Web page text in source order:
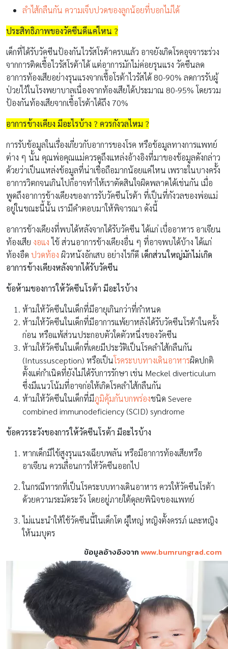
ลำไส้กลืนกัน ความเจ็บปวดของลูกน้อยที่บอกไม่ได้
ประสิทธิภาพของวัคซีนดีแค่ไหน ?
เด็กที่ได้รับวัคซีนป้องกันไวรัสโรต้าครบแล้ว อาจยังเกิดโรคอุจจาระร่วง
จากการติดเชื้อไวรัสโรต้าได้ แต่อาการมักไม่ค่อยรุนแรง วัคซีนลด
อาการท้องเสียอย่างรุนแรงจากเชื้อโรต้าไวรัสได้ 80-90% ลดการรับผู้
ป่วยไว้ในโรงพยาบาลเนื่องจากท้องเสียได้ประมาณ 80-95% โดยรวม
ป้องกันท้องเสียจากเชื้อโรต้าได้ถึง 70%
อาการข้างเคียง มีอะไรบ้าง ? ควรกังวลไหม ?
การรับข้อมูลในเรื่องเกี่ยวกับอาการของโรค หรือข้อมูลทางการแพทย์
ต่าง ๆ นั้น คุณพ่อคุณแม่ควรดูถึงแหล่งอ้างอิงที่มาของข้อมูลดังกล่าว
ด้วยว่าเป็นแหล่งข้อมูลที่น่าเชื่อถือมากน้อยแค่ไหน เพราะในบางครั้ง
อาการวิตกจนเกินไปก็อาจทำให้เราตัดสินใจผิดพลาดได้เช่นกัน เมื่อ
พูดถึงอาการข้างเคียงของการรับวัคซีนโรต้า ที่เป็นที่กังวลของพ่อแม่
อยู่ในขณะนี้นั้น เรามีคำตอบมาให้พิจารณา ดังนี้
อาการข้างเคียงที่พบได้หลังจากได้รับวัคซีน ได้แก่ เบื่ออาหาร อาเจียน
ท้องเสีย งอแงไข้ ส่วนอาการข้างเคียงอื่น ๆ ที่อาจพบได้บ้าง ได้แก่
ท้องอืด ปวดท้อง ผิวหนังอักเสบ อย่างไรก็ดี เด็กส่วนใหญ่มักไม่เกิด
อาการข้างเคียงหลังจากได้รับวัคซีน
ข้อห้ามของการให้วัคซีนโรต้า มีอะไรบ้าง
ห้ามให้วัคซีนในเด็กที่มีอายุเกินกว่าที่กำหนด
ห้ามให้วัคซีนในเด็กที่มีอาการแพ้ยาหลังได้รับวัคซีนโรต้าในครั้ง
ก่อน หรือแพ้ส่วนประกอบตัวใดตัวหนึ่งของวัคซีน
ห้ามให้วัคซีนในเด็กที่เคยมีประวัติเป็นโรคลำไส้กลืนกัน
(Intussusception) หรือเป็นโรคระบบทางเดินอาหารผิดปกติ
ตั้งแต่กำเนิดที่ยังไม่ได้รับการรักษา เช่น Meckel diverticulum
ซึ่งมีแนวโน้มที่อาจก่อให้เกิดโรคลำไส้กลืนกัน
ห้ามให้วัคซีนในเด็กที่มีภูมิคุ้มกันบกพร่องชนิด Severe
combined immunodeficiency (SCID) syndrome
ข้อควรระวังของการให้วัคซีนโรต้า มีอะไรบ้าง
หากเด็กมีไข้สูงรุนแรงเฉียบพลัน หรือมีอาการท้องเสียหรือ
อาเจียน ควรเลื่อนการให้วัคซีนออกไป
ในกรณีทารกที่เป็นโรคระบบทางเดินอาหาร ควรให้วัคซีนโรต้า
ด้วยความระมัดระวัง โดยอยู่ภายใต้ดุลยพินิจของแพทย์
ไม่แนะนำให้ใช้วัคซีนนี้ในเด็กโต ผู้ใหญ่ หญิงตั้งครรภ์ และหญิง
ให้นมบุตร
ข้อมูลอ้างอิงจากwww.bumrungrad.com